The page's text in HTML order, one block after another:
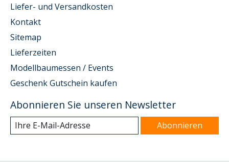
Liefer- und Versandkosten
Kontakt
Sitemap
Lieferzeiten
Modellbaumessen / Events
Geschenk Gutschein kaufen
Abonnieren Sie unseren Newsletter
Abonnieren